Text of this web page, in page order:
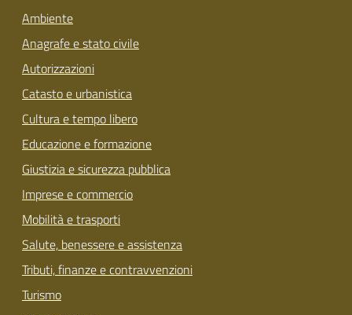
Ambiente
Anagrafe e stato civile
Autorizzazioni
Catasto e urbanistica
Cultura e tempo libero
Educazione e formazione
Giustizia e sicurezza pubblica
Imprese e commercio
Mobilità e trasporti
Salute, benessere e assistenza
Tributi, finanze e contravvenzioni
Turismo